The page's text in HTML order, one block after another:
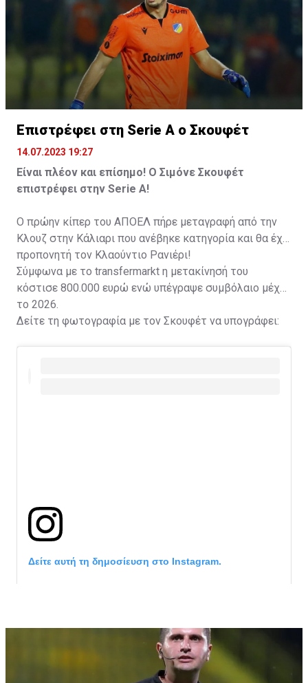
Επιστρέφει στη Serie A ο Σκουφέτ
14.07.2023 19:27
Είναι πλέον και επίσημο! Ο Σιμόνε Σκουφέτ
επιστρέφει στην Serie A!
Ο πρώην κίπερ του ΑΠΟΕΛ πήρε μεταγραφή από την
Κλουζ στην Κάλιαρι που ανέβηκε κατηγορία και θα έχει
προπονητή τον Κλαούντιο Ρανιέρι!
Σύμφωνα με το transfermarkt η μετακίνησή του
κόστισε 800.000 ευρώ ενώ υπέγραψε συμβόλαιο μέχρι
το 2026.
Δείτε τη φωτογραφία με τον Σκουφέτ να υπογράφει:
Δείτε αυτή τη δημοσίευση στο Instagram.